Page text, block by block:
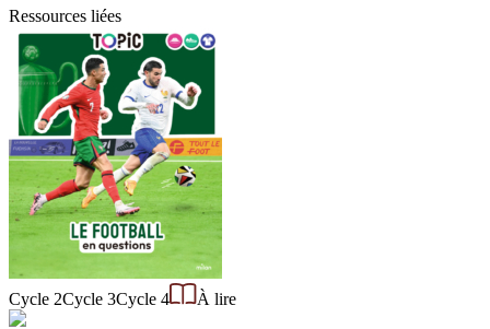
Ressources liées
Cycle 2Cycle 3Cycle 4 À lire